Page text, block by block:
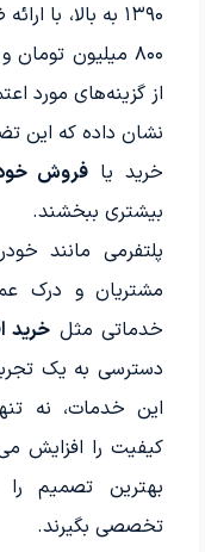
۱۳۹۰ به بالا،
۸۰۰ میلیون تومان و شرایط
از گزینه‌های مورد
نشان داده که این
خرید یافروش
بیشتری ببخشند.
پلتفرمی مانند
مشتریان و درک
خدماتی مثل خرید
دسترسی به یک
این خدمات، نه
کیفیت را افزایش
بهترین تصمیم
تخصصی بگیرند.